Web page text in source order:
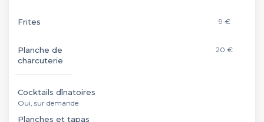
Frites 9 €
Planche de
charcuterie
20 €
Cocktails dînatoires
Oui, sur demande
Planches et tapas